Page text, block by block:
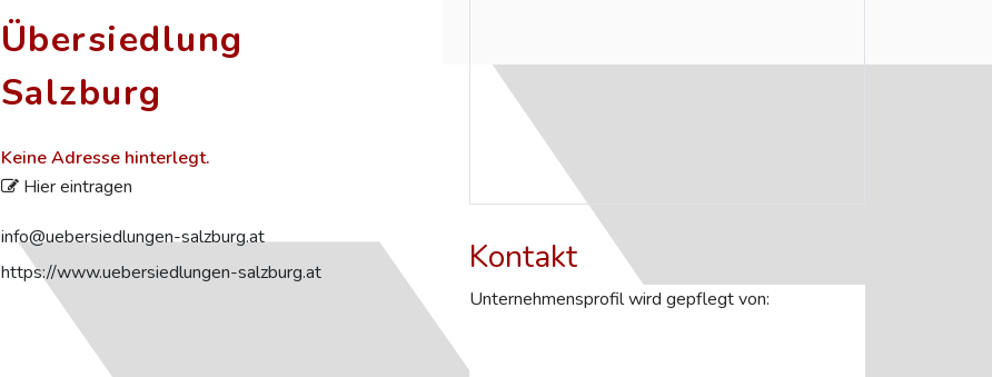
Übersiedlung
Salzburg
Keine Adresse hinterlegt.
Hier eintragen
info@uebersiedlungen-salzburg.at
https://www.uebersiedlungen-salzburg.at
Kontakt
Unternehmensprofil wird gepflegt von: